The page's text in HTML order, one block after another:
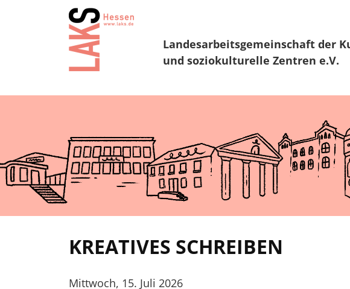
Landesarbeitsgemeinschaft der
und soziokulturelle Zentren e.V.
KREATIVES SCHREIBEN
Tag der Veranstaltung:
Mittwoch, 15. Juli 2026